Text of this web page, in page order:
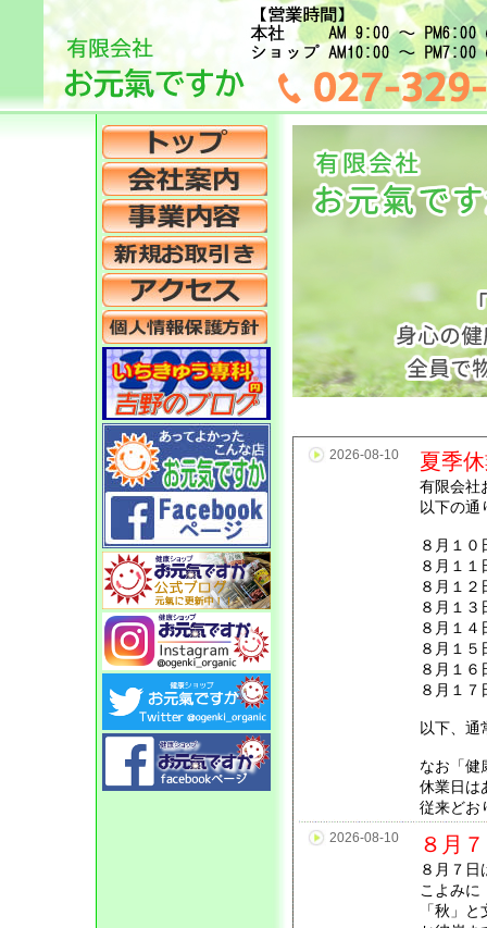
2026-08-10 夏季
有限会社
以下の通
８月１
８月１
８月１
８月１
８月１
８月１
８月１
８月１
以下、通
なお「健
休業日は
従来どお
2026-08-10 ８月
８月７日
こよみに
「秋」